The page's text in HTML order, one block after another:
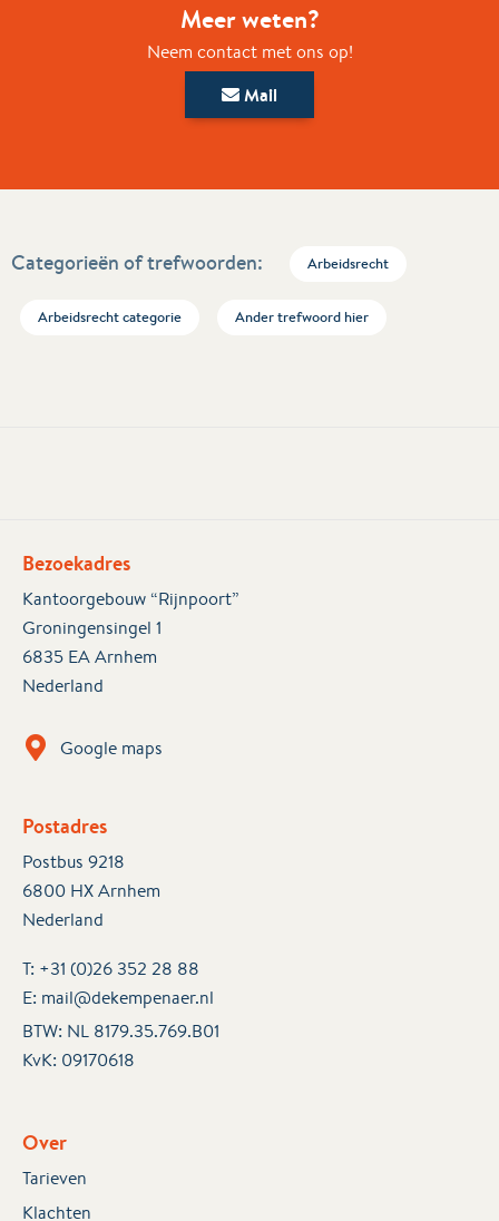
Meer weten?
Neem contact met ons op!
Mail
Categorieën of trefwoorden: Arbeidsrecht
Arbeidsrecht categorie Ander trefwoord hier
Bezoekadres
Kantoorgebouw “Rijnpoort”
Groningensingel 1
6835 EA Arnhem
Nederland
Google maps
Postadres
Postbus 9218
6800 HX Arnhem
Nederland
T: +31 (0)26 352 28 88
E: mail@dekempenaer.nl
BTW: NL 8179.35.769.B01
KvK: 09170618
Over
Tarieven
Klachten